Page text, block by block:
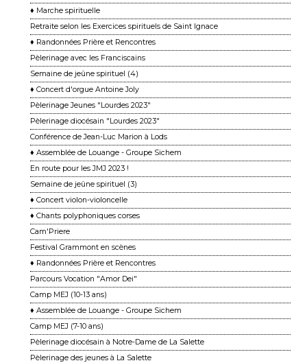
♦ Marche spirituelle
Retraite selon les Exercices spirituels de Saint Ignace
♦ Randonnées Prière et Rencontres
Pèlerinage avec les Franciscains
Semaine de jeûne spirituel (4)
♦ Concert d'orgue Antoine Joly
Pèlerinage Jeunes "Lourdes 2023"
Pèlerinage diocésain "Lourdes 2023"
Conférence de Jean-Luc Marion à Lods
♦ Assemblée de Louange - Groupe Sichem
En route pour les JMJ 2023 !
Semaine de jeûne spirituel (3)
♦ Concert violon-violoncelle
♦ Chants polyphoniques corses
Cam'Priere
Festival Grammont en scènes
♦ Randonnées Prière et Rencontres
Parcours Vocation "Amor Dei"
Camp MEJ (10-13 ans)
♦ Assemblée de Louange - Groupe Sichem
Camp MEJ (7-10 ans)
Pèlerinage diocésain à Notre-Dame de La Salette
Pèlerinage des jeunes à La Salette